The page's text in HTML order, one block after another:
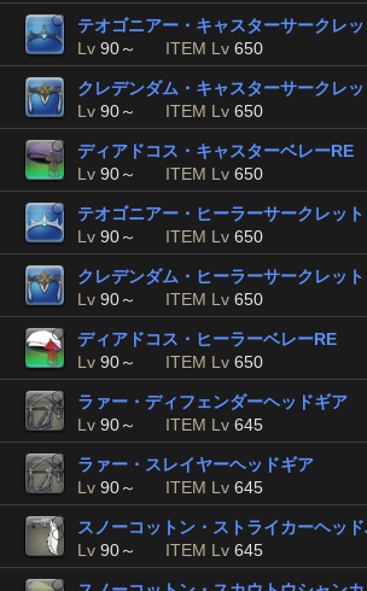
テオゴニアー・キャスターサークレッ
Lv 90～ ITEM Lv 650
クレデンダム・キャスターサークレッ
Lv 90～ ITEM Lv 650
ディアドコス・キャスターベレーRE
Lv 90～ ITEM Lv 650
テオゴニアー・ヒーラーサークレット
Lv 90～ ITEM Lv 650
クレデンダム・ヒーラーサークレット
Lv 90～ ITEM Lv 650
ディアドコス・ヒーラーベレーRE
Lv 90～ ITEM Lv 650
ラァー・ディフェンダーヘッドギア
Lv 90～ ITEM Lv 645
ラァー・スレイヤーヘッドギア
Lv 90～ ITEM Lv 645
スノーコットン・ストライカーヘッ
Lv 90～ ITEM Lv 645